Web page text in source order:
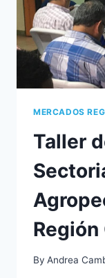
MERCADOS
Taller
By Andrea